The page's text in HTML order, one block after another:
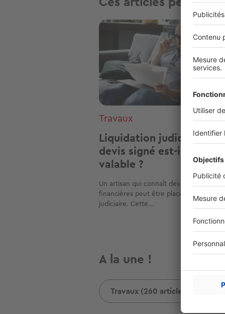
Image
Travaux
Liquidation judiciaire :
devis signé est-il
valable ?
Un artisan qui connaît des difficultés
financières peut être placé en
judiciaire. Cette...
A la une !
Travaux (260 articles)